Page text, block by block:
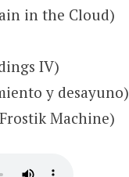
in the Cloud)
IV)
y desayuno)
Machine)